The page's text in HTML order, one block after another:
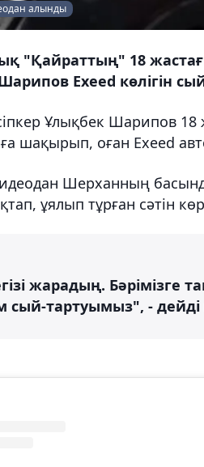
алынды
"Қайраттың" 18
Exeed көлігін
Ұлықбек Шарипов
шақырып, оған Exeed
Шерханның
ұялып тұрған сәтін
жарадың. Бәрімізге
сый-тартуымыз", -